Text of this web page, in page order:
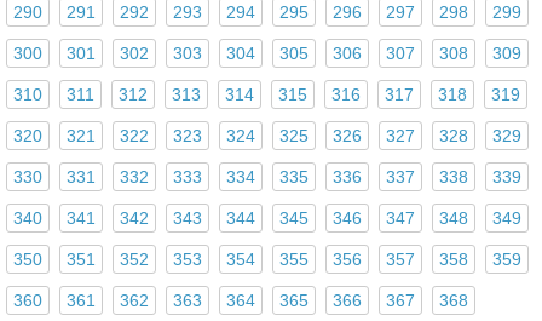
290 291 292 293 294 295 296 297 298 299
300 301 302 303 304 305 306 307 308 309
310 311 312 313 314 315 316 317 318 319
320 321 322 323 324 325 326 327 328 329
330 331 332 333 334 335 336 337 338 339
340 341 342 343 344 345 346 347 348 349
350 351 352 353 354 355 356 357 358 359
360 361 362 363 364 365 366 367 368